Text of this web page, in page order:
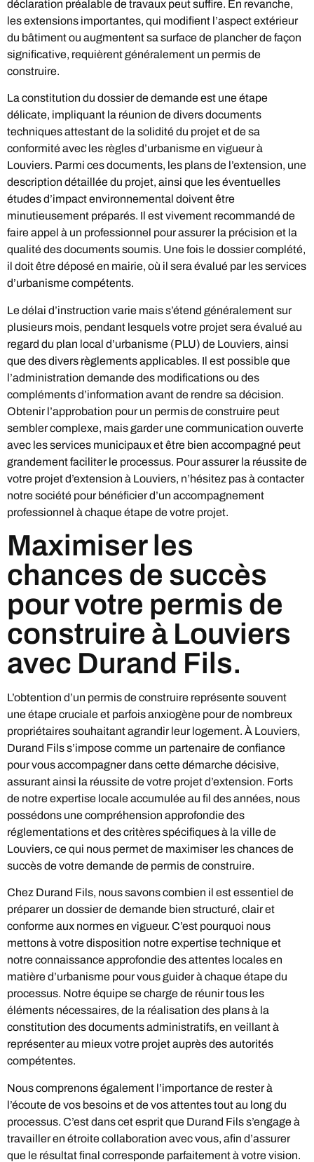
déclaration préalable de travaux peut suffire. En revanche,
les extensions importantes, qui modifient l’aspect extérieur
du bâtiment ou augmentent sa surface de plancher de façon
significative, requièrent généralement un permis de
construire.
La constitution du dossier de demande est une étape
délicate, impliquant la réunion de divers documents
techniques attestant de la solidité du projet et de sa
conformité avec les règles d’urbanisme en vigueur à
Louviers. Parmi ces documents, les plans de l’extension, une
description détaillée du projet, ainsi que les éventuelles
études d’impact environnemental doivent être
minutieusement préparés. Il est vivement recommandé de
faire appel à un professionnel pour assurer la précision et la
qualité des documents soumis. Une fois le dossier complété,
il doit être déposé en mairie, où il sera évalué par les services
d’urbanisme compétents.
Le délai d’instruction varie mais s’étend généralement sur
plusieurs mois, pendant lesquels votre projet sera évalué au
regard du plan local d’urbanisme (PLU) de Louviers, ainsi
que des divers règlements applicables. Il est possible que
l’administration demande des modifications ou des
compléments d’information avant de rendre sa décision.
Obtenir l’approbation pour un permis de construire peut
sembler complexe, mais garder une communication ouverte
avec les services municipaux et être bien accompagné peut
grandement faciliter le processus. Pour assurer la réussite de
votre projet d’extension à Louviers, n’hésitez pas à contacter
notre société pour bénéficier d’un accompagnement
professionnel à chaque étape de votre projet.
Maximiser les
chances de succès
pour votre permis de
construire à Louviers
avec Durand Fils.
L’obtention d’un permis de construire représente souvent
une étape cruciale et parfois anxiogène pour de nombreux
propriétaires souhaitant agrandir leur logement. À Louviers,
Durand Fils s’impose comme un partenaire de confiance
pour vous accompagner dans cette démarche décisive,
assurant ainsi la réussite de votre projet d’extension. Forts
de notre expertise locale accumulée au fil des années, nous
possédons une compréhension approfondie des
réglementations et des critères spécifiques à la ville de
Louviers, ce qui nous permet de maximiser les chances de
succès de votre demande de permis de construire.
Chez Durand Fils, nous savons combien il est essentiel de
préparer un dossier de demande bien structuré, clair et
conforme aux normes en vigueur. C’est pourquoi nous
mettons à votre disposition notre expertise technique et
notre connaissance approfondie des attentes locales en
matière d’urbanisme pour vous guider à chaque étape du
processus. Notre équipe se charge de réunir tous les
éléments nécessaires, de la réalisation des plans à la
constitution des documents administratifs, en veillant à
représenter au mieux votre projet auprès des autorités
compétentes.
Nous comprenons également l’importance de rester à
l’écoute de vos besoins et de vos attentes tout au long du
processus. C’est dans cet esprit que Durand Fils s’engage à
travailler en étroite collaboration avec vous, afin d’assurer
que le résultat final corresponde parfaitement à votre vision.